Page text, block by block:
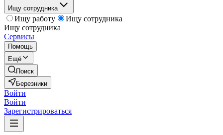
Ищу сотрудника
Ищу работу
Ищу сотрудника
Ищу сотрудника
Сервисы
Помощь
Ещё
Поиск
Березники
Войти
Войти
Зарегистрироваться